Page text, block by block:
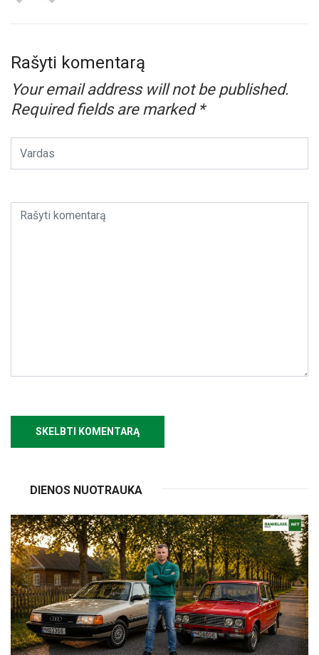
Rašyti komentarą
Your email address will not be published.
Required fields are marked *
DIENOS NUOTRAUKA